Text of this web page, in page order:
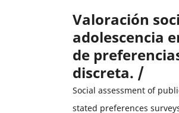
Valoración
adolescencia
de
discreta. /
Social assessment of
stated preferences